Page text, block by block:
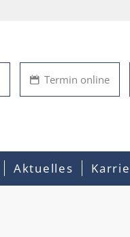
Termin online
Aktuelles